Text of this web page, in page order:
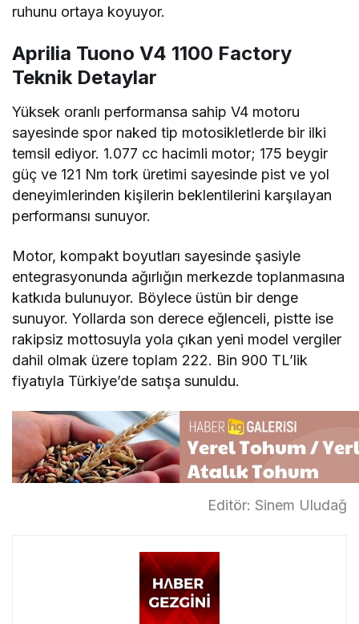
ruhunu ortaya koyuyor.
Aprilia Tuono V4 1100 Factory
Teknik Detaylar
Yüksek oranlı performansa sahip V4 motoru
sayesinde spor naked tip motosikletlerde bir ilki
temsil ediyor. 1.077 cc hacimli motor; 175 beygir
güç ve 121 Nm tork üretimi sayesinde pist ve yol
deneyimlerinden kişilerin beklentilerini karşılayan
performansı sunuyor.
Motor, kompakt boyutları sayesinde şasiyle
entegrasyonunda ağırlığın merkezde toplanmasına
katkıda bulunuyor. Böylece üstün bir denge
sunuyor. Yollarda son derece eğlenceli, pistte ise
rakipsiz mottosuyla yola çıkan yeni model vergiler
dahil olmak üzere toplam 222. Bin 900 TL’lik
fiyatıyla Türkiye’de satışa sunuldu.
Editör: Sinem Uludağ